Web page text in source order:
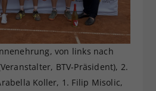
von links nach
BTV-Präsident), 2.
Koller, 1. Filip Misolic,